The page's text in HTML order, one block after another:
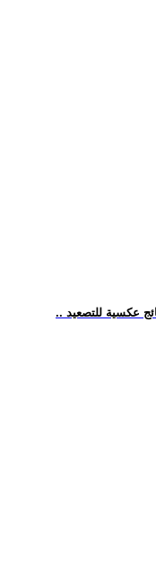
عكسية للتصعيد